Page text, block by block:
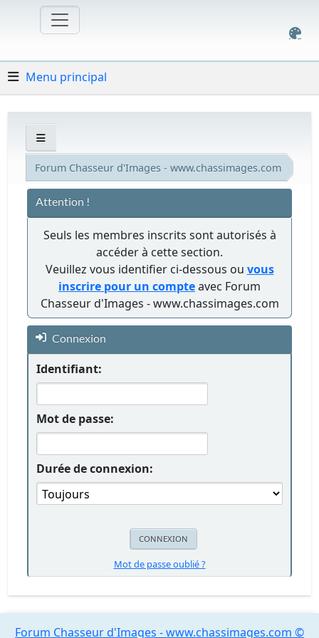
Menu principal
Forum Chasseur d'Images - www.chassimages.com
Attention !
Seuls les membres inscrits sont autorisés à
accéder à cette section.
Veuillez vous identifier ci-dessous ou vous
inscrire pour un compteavec Forum
Chasseur d'Images - www.chassimages.com
Connexion
Identifiant:
Mot de passe:
Durée de connexion:
Mot de passe oublié ?
Forum Chasseur d'Images - www.chassimages.com ©